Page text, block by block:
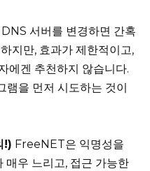
DNS 서버를 변경하면 간혹
지만, 효과가 제한적이고,
에겐 추천하지 않습니다.
램을 먼저 시도하는 것이
!) FreeNET은 익명성을
매우 느리고, 접근 가능한